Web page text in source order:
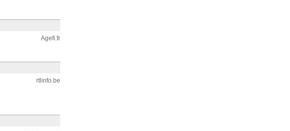
Agefi.fr
rtlinfo.be